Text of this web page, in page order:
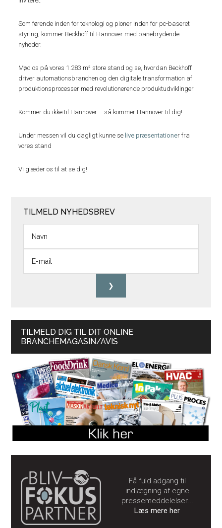
Som førende inden for teknologi og pioner inden for pc-baseret
styring, kommer Beckhoff til Hannover med banebrydende
nyheder.
Mød os på vores 1.283 m² store stand og se, hvordan Beckhoff
driver automationsbranchen og den digitale transformation af
produktionsprocesser med revolutionerende produktudviklinger.
Kommer du ikke til Hannover – så kommer Hannover til dig!
Under messen vil du dagligt kunne se live præsentationer fra
vores stand
Vi glæder os til at se dig!
TILMELD NYHEDSBREV
TILMELD DIG TIL DIT ONLINE
BRANCHEMAGASIN/AVIS
Få fuld adgang til
indlægning af egne
pressemeddelelser...
Læs mere her